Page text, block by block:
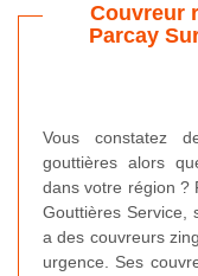
Couvreur
Parcay
Vous constatez
gouttières alors
dans votre région ?
Gouttières Service,
a des couvreurs
urgence. Ses